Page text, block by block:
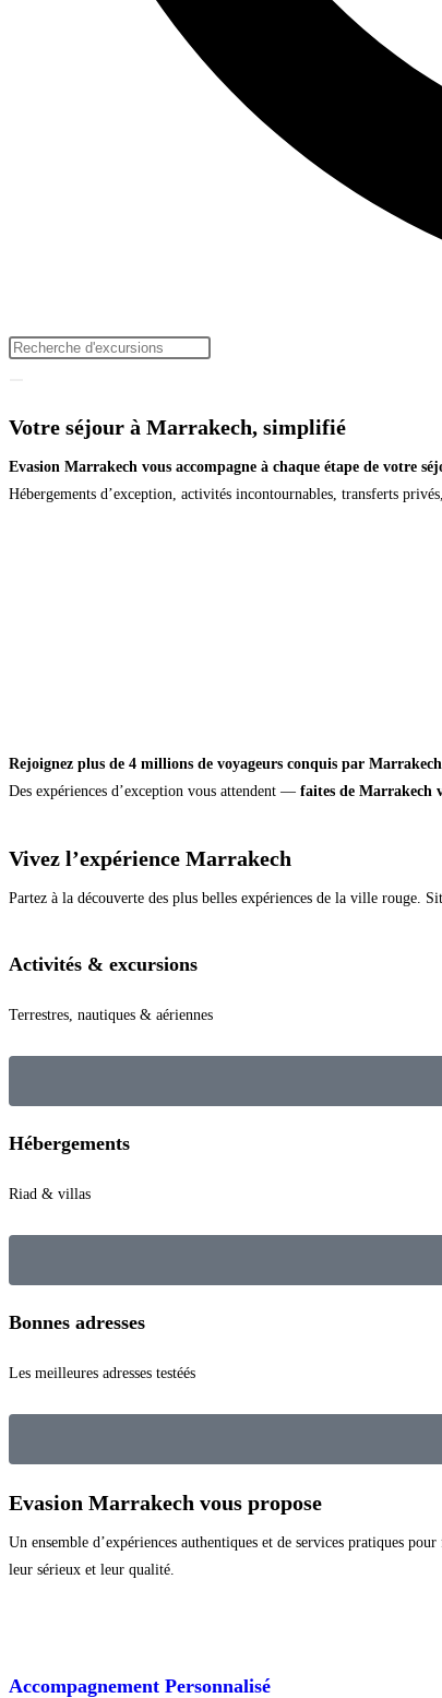
Votre séjour à Marrakech, simplifié
Evasion Marrakech vous accompagne à chaque étape de votre
Hébergements d’exception, activités incontournables, transferts
Rejoignez plus de 4 millions de voyageurs conquis par
Des expériences d’exception vous attendent — faites de Marrakech
Vivez l’expérience Marrakech
Partez à la découverte des plus belles expériences de la ville rouge.
Activités & excursions
Terrestres, nautiques & aériennes
Hébergements
Riad & villas
Bonnes adresses
Les meilleures adresses testéés
Evasion Marrakech vous propose
Un ensemble d’expériences authentiques et de services pratiques
leur sérieux et leur qualité.
Accompagnement Personnalisé